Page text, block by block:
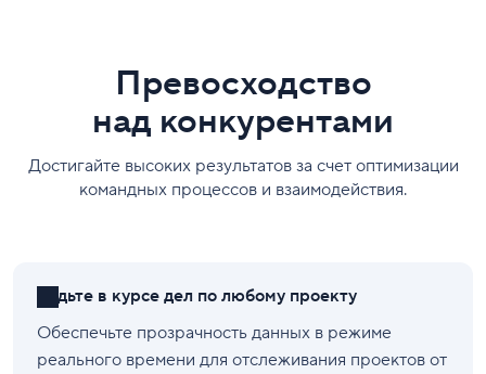
Превосходство
над конкурентами
Достигайте высоких результатов за счет оптимизации
командных процессов и взаимодействия.
Будьте в курсе дел по любому проекту
Обеспечьте прозрачность данных в режиме
реального времени для отслеживания проектов от